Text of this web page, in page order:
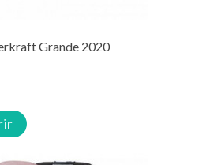
Grande 2020